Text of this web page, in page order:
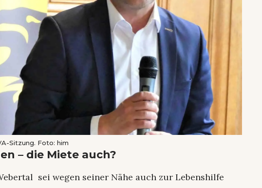
Sitzung. Foto: him
– die Miete auch?
sei wegen seiner Nähe auch zur Lebenshilfe